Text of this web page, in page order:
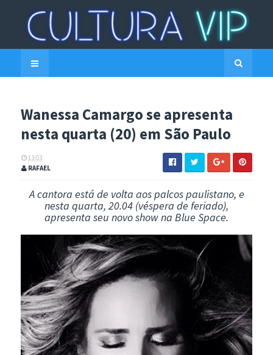
Wanessa Camargo se apresenta
nesta quarta (20) em São Paulo
13:03
RAFAEL
A cantora está de volta aos palcos paulistano, e
nesta quarta, 20.04 (véspera de feriado),
apresenta seu novo show na Blue Space.